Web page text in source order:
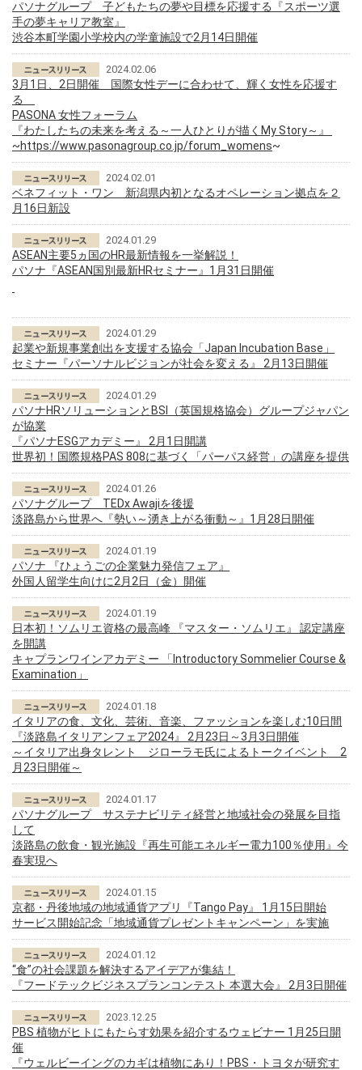
パソナグループ 子どもたちの夢や目標を応援する『スポーツ選
手の夢キャリア教室』
渋谷本町学園小学校内の学童施設で2月14日開催
2024.02.06
3月1日、2日開催 国際女性デーに合わせて、輝く女性を応援す
る
PASONA 女性フォーラム
『わたしたちの未来を考える～一人ひとりが描くMy Story～』
~https://www.pasonagroup.co.jp/forum_womens~
2024.02.01
ベネフィット・ワン 新潟県内初となるオペレーション拠点を２
月16日新設
2024.01.29
ASEAN主要5ヵ国のHR最新情報を一挙解説！
パソナ『ASEAN国別最新HRセミナー』1月31日開催
2024.01.29
起業や新規事業創出を支援する協会「Japan Incubation Base」
セミナー『パーソナルビジョンが社会を変える』 2月13日開催
2024.01.29
パソナHRソリューションとBSI（英国規格協会）グループジャパン
が協業
『パソナESGアカデミー』 2月1日開講
世界初！国際規格PAS 808に基づく「パーパス経営」の講座を提供
2024.01.26
パソナグループ TEDx Awajiを後援
淡路島から世界へ『勢い～湧き上がる衝動～』1月28日開催
2024.01.19
パソナ 『ひょうごの企業魅力発信フェア』
外国人留学生向けに2月2日（金）開催
2024.01.19
日本初！ソムリエ資格の最高峰 『マスター・ソムリエ』 認定講座
を開講
キャプランワインアカデミー 「Introductory Sommelier Course &
Examination」
2024.01.18
イタリアの食、文化、芸術、音楽、ファッションを楽しむ10日間
『淡路島イタリアンフェア2024』 2月23日～3月3日開催
～イタリア出身タレント ジローラモ氏によるトークイベント 2
月23日開催～
2024.01.17
パソナグループ サステナビリティ経営と地域社会の発展を目指
して
淡路島の飲食・観光施設『再生可能エネルギー電力100％使用』今
春実現へ
2024.01.15
京都・丹後地域の地域通貨アプリ『Tango Pay』 1月15日開始
サービス開始記念「地域通貨プレゼントキャンペーン」を実施
2024.01.12
“食”の社会課題を解決するアイデアが集結！
『フードテックビジネスプランコンテスト 本選大会』 2月3日開催
2023.12.25
PBS 植物がヒトにもたらす効果を紹介するウェビナー 1月25日開
催
『ウェルビーイングのカギは植物にあり！PBS・トヨタが研究す